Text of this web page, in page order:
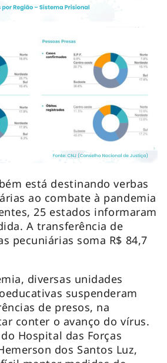
está destinando verbas
ao combate à pandemia
25 estados informaram
A transferência de
pecuniárias soma R$ 84,7
diversas unidades
suspenderam
de presos, na
conter o avanço do vírus.
Hospital das Forças
dos Santos Luz,